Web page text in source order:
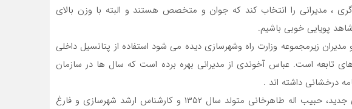
، مدیرانی را انتخاب کند که جوان و متخصص هستند و البته با وزن بالای
پویایی خوبی باشیم.
زیرمجموعه وزارت راه وشهرسازی دیده می شود استفاده از پتانسیل داخلی
تابعه است. عباس آخوندی از مدیرانی بهره برده است که سال ها در سازمان
درخشانی داشته اند .
به عنوان مثال، در شرکت عمران شهرهای جدید، حبیب اله طاهرخانی متولد سال ۱۳۵۲ و کارشناس ارشد شهرسازی و فارغ